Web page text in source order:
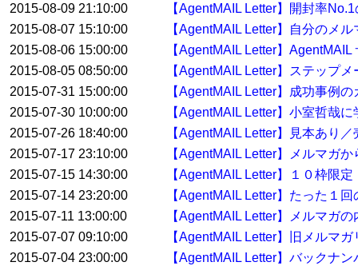
2015-08-09 21:10:00
【AgentMAIL Letter】開封率
2015-08-07 15:10:00
【AgentMAIL Letter】自分のメ
2015-08-06 15:00:00
【AgentMAIL Letter】
2015-08-05 08:50:00
【AgentMAIL Letter】ステップ
2015-07-31 15:00:00
【AgentMAIL Letter】成功事例
2015-07-30 10:00:00
【AgentMAIL Letter】小室哲哉
2015-07-26 18:40:00
【AgentMAIL Letter】見本あり
2015-07-17 23:10:00
【AgentMAIL Letter】メルマガ
2015-07-15 14:30:00
【AgentMAIL Letter】１０枠限
2015-07-14 23:20:00
【AgentMAIL Letter】たった１
2015-07-11 13:00:00
【AgentMAIL Letter】メルマガ
2015-07-07 09:10:00
【AgentMAIL Letter】旧メルマ
2015-07-04 23:00:00
【AgentMAIL Letter】バックナ